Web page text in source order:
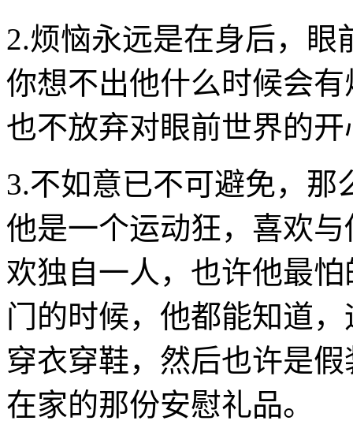
2.烦恼永远是在身后，眼
你想不出他什么时候会
也不放弃对眼前世界的
3.不如意已不可避免，那
他是一个运动狂，喜欢
欢独自一人，也许他最
门的时候，他都能知道
穿衣穿鞋，然后也许是
在家的那份安慰礼品。